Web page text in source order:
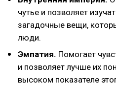
чутье и позволяет
загадочные вещи,
люди.
Эмпатия. Помогает
и позволяет лучше их
высоком показателе